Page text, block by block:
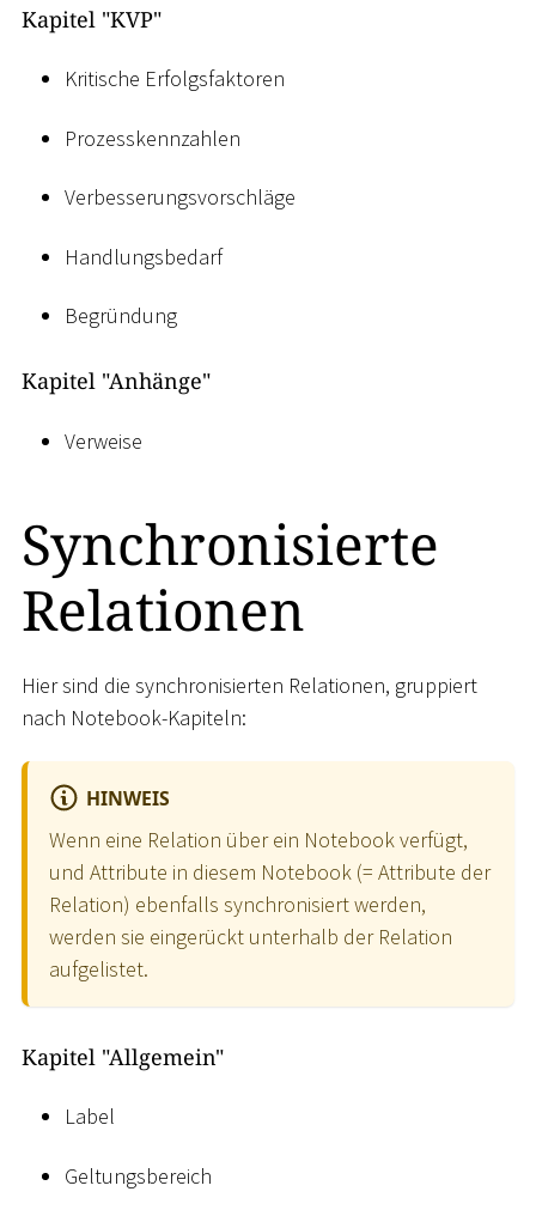
Kapitel "KVP"
Kritische Erfolgsfaktoren
Prozesskennzahlen
Verbesserungsvorschläge
Handlungsbedarf
Begründung
Kapitel "Anhänge"
Verweise
Synchronisierte
Relationen
Hier sind die synchronisierten Relationen, gruppiert
nach Notebook-Kapiteln:
HINWEIS
Wenn eine Relation über ein Notebook verfügt,
und Attribute in diesem Notebook (= Attribute der
Relation) ebenfalls synchronisiert werden,
werden sie eingerückt unterhalb der Relation
aufgelistet.
Kapitel "Allgemein"
Label
Geltungsbereich